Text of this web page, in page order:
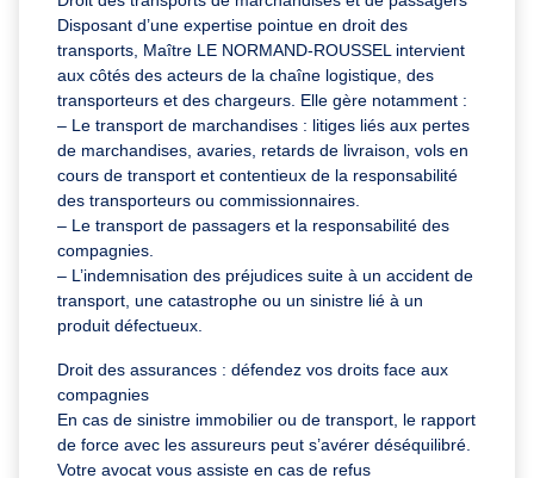
Disposant d’une expertise pointue en droit des
transports, Maître LE NORMAND-ROUSSEL intervient
aux côtés des acteurs de la chaîne logistique, des
transporteurs et des chargeurs. Elle gère notamment :
– Le transport de marchandises : litiges liés aux pertes
de marchandises, avaries, retards de livraison, vols en
cours de transport et contentieux de la responsabilité
des transporteurs ou commissionnaires.
– Le transport de passagers et la responsabilité des
compagnies.
– L’indemnisation des préjudices suite à un accident de
transport, une catastrophe ou un sinistre lié à un
produit défectueux.
Droit des assurances : défendez vos droits face aux
compagnies
En cas de sinistre immobilier ou de transport, le rapport
de force avec les assureurs peut s’avérer déséquilibré.
Votre avocat vous assiste en cas de refus